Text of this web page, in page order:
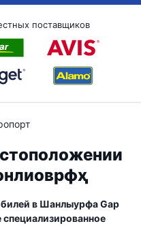
поставщиков
в Шанлыурфа Gap